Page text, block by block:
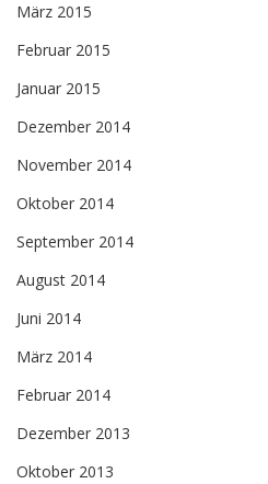
März 2015
Februar 2015
Januar 2015
Dezember 2014
November 2014
Oktober 2014
September 2014
August 2014
Juni 2014
März 2014
Februar 2014
Dezember 2013
Oktober 2013